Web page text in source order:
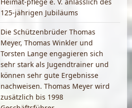
125-jährigen Jubiläums
Die Schützenbrüder Thomas
Meyer, Thomas Winkler und
Torsten Lange engagieren sich
sehr stark als Jugendtrainer und
können sehr gute Ergebnisse
nachweisen. Thomas Meyer wird
zusätzlich bis 1998